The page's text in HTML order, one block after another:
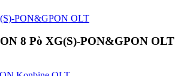
8 Pò XG(S)-PON&GPON OLT